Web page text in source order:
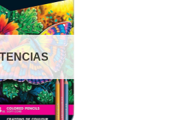
Añadir
a la
lista de
deseos